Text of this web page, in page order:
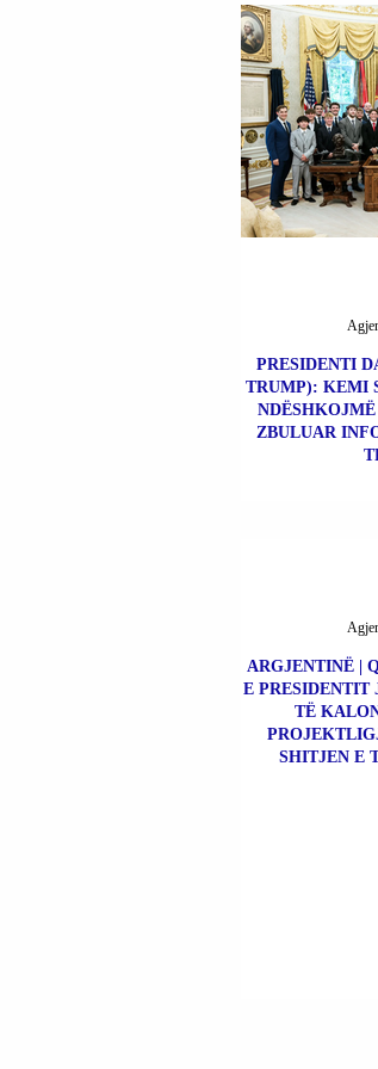
PRESIDENTI
TRUMP): KEMI
ZBULUAR
ARGJENTINË |
E PRESIDENTIT
TË
SHITJEN E